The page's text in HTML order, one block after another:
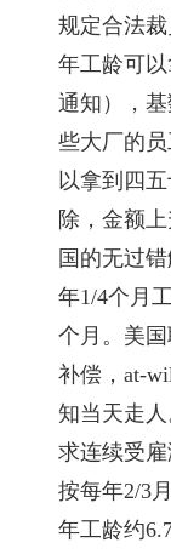
规定合法裁
年工龄可
通知），
些大厂的
以拿到四
除，金额
国的无过
年1/4个月
个月。美
补偿，at-
知当天走
求连续受雇
按每年2/3
年工龄约